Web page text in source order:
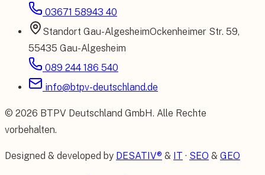
03671 58943 40
Standort Gau-AlgesheimOckenheimer Str. 59,
55435 Gau-Algesheim
089 244 186 540
info@btpv-deutschland.de
© 2026 BTPV Deutschland GmbH. Alle Rechte
vorbehalten.
Designed & developed by DESATIV® & IT · SEO & GEO